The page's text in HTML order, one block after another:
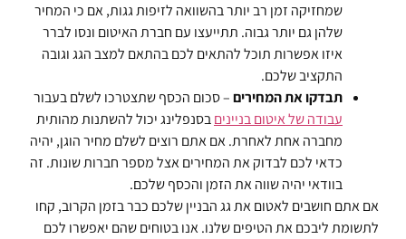
שמחזיקה זמן רב יותר בהשוואה לזיפות גגות, אם כי המחיר
שלהן גם יותר גבוה. תתייעצו עם חברת האיטום ונסו לברר
איזו אפשרות תוכל להתאים לכם בהתאם למצב הגג וגובה
התקציב שלכם.
תבדקו את המחירים– סכום הכסף שתצטרכו לשלם בעבור
עבודה של איטום בנייניםבסנפלינג יכול להשתנות מהותית
מחברה אחת לאחרת. אם אתם רוצים לשלם מחיר הוגן, יהיה
כדאי לכם לבדוק את המחירים אצל מספר חברות שונות. זה
בוודאי יהיה שווה את הזמן והכסף שלכם.
אם אתם חושבים לאטום את גג הבניין שלכם כבר בזמן הקרוב, קחו
לתשומת ליבכם את הטיפים שלנו. אנו בטוחים שהם יאפשרו לכם